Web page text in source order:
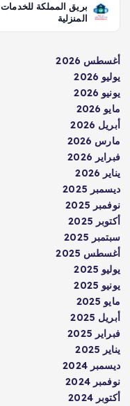
بريق المملكة للخدمات
المنزلية
أغسطس 2026
يوليو 2026
يونيو 2026
مايو 2026
أبريل 2026
مارس 2026
فبراير 2026
يناير 2026
ديسمبر 2025
نوفمبر 2025
أكتوبر 2025
سبتمبر 2025
أغسطس 2025
يوليو 2025
يونيو 2025
مايو 2025
أبريل 2025
فبراير 2025
يناير 2025
ديسمبر 2024
نوفمبر 2024
أكتوبر 2024